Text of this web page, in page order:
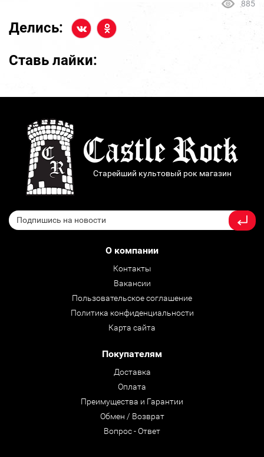
885
Делись:
Ставь лайки:
Старейший культовый рок магазин
О компании
Контакты
Вакансии
Пользовательское соглашение
Политика конфиденциальности
Карта сайта
Покупателям
Доставка
Оплата
Преимущества и Гарантии
Обмен / Возврат
Вопрос - Ответ